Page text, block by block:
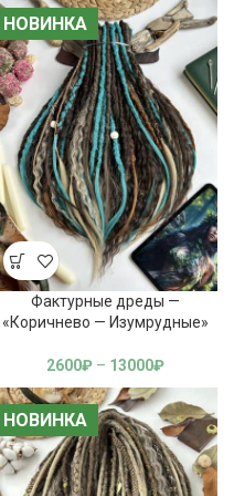
НОВИНКА
НОВИНКА
Фактурные дреды —
«Коричнево — Изумрудные»
2600₽ – 13000₽
НОВИНКА
НОВИНКА